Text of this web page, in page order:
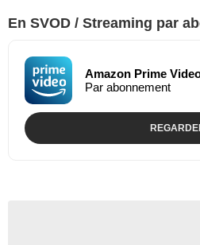
En SVOD / Streaming par
Amazon Prime
Par abonnement